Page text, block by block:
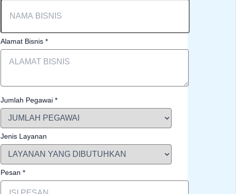
Alamat Bisnis *
Jumlah Pegawai *
Jenis Layanan
Pesan *